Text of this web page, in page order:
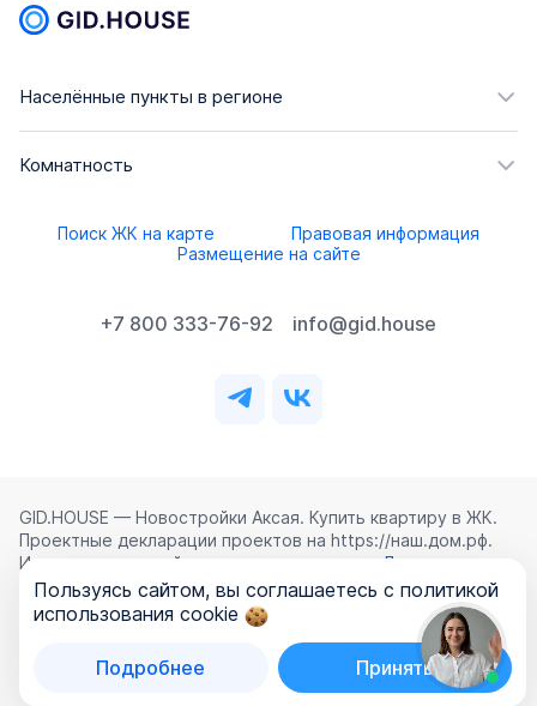
Населённые пункты в регионе
Комнатность
Поиск ЖК на карте
Правовая информация
Размещение на сайте
+7 800 333-76-92 info@gid.house
GID.HOUSE — Новостройки Аксая. Купить квартиру в ЖК.
Проектные декларации проектов на https://наш.дом.рф.
Использование сайта означает согласие с
Лицензионным
соглашением ,Политикой конфиденциальностии
Политикой обработки персональных данных
ООО «ГИД.ХАУЗ»
Пользуясь сайтом, вы соглашаетесь с политикой
использования cookie
Подробнее Принять